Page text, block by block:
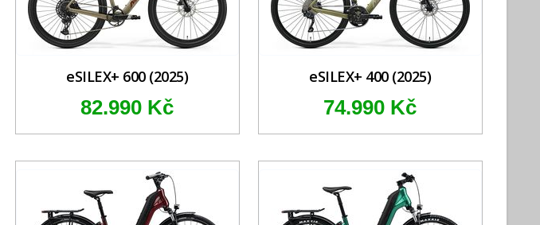
eSILEX+ 600 (2025)
82.990 Kč
eSILEX+ 400 (2025)
74.990 Kč